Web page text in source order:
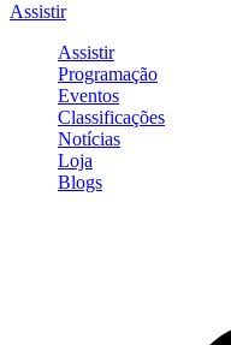
Assistir
Assistir
Programação
Eventos
Classificações
Notícias
Loja
Blogs